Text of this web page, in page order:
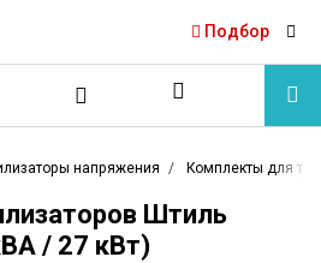
Подбор
напряжения Комплекты для
Штиль
/ 27 кВт)